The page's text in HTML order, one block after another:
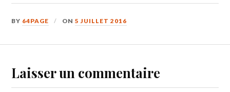
BY 64PAGE ON5 JUILLET 2016
Laisser un commentaire